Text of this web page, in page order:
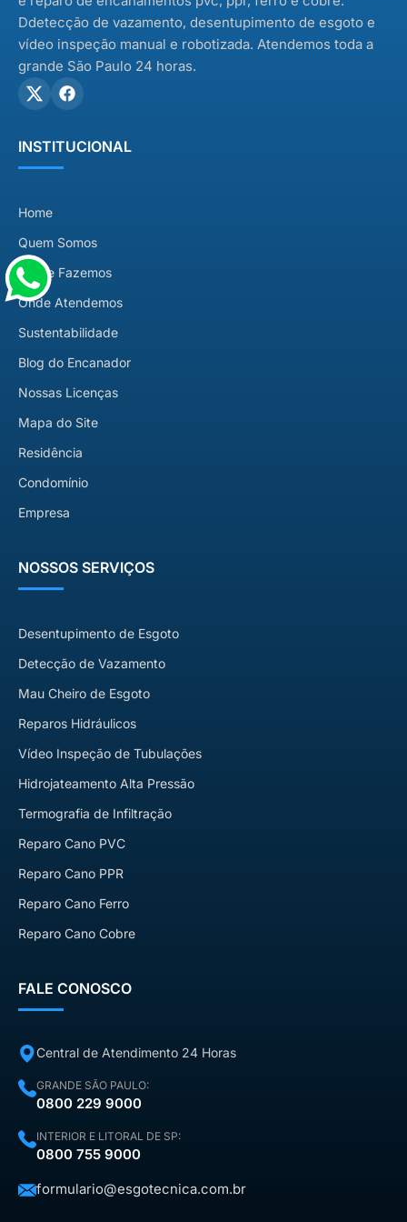
Ddetecção de vazamento, desentupimento de esgoto e
vídeo inspeção manual e robotizada. Atendemos toda a
grande São Paulo 24 horas.
INSTITUCIONAL
Home
Quem Somos
O que Fazemos
Onde Atendemos
Sustentabilidade
Blog do Encanador
Nossas Licenças
Mapa do Site
Residência
Condomínio
Empresa
NOSSOS SERVIÇOS
Desentupimento de Esgoto
Detecção de Vazamento
Mau Cheiro de Esgoto
Reparos Hidráulicos
Vídeo Inspeção de Tubulações
Hidrojateamento Alta Pressão
Termografia de Infiltração
Reparo Cano PVC
Reparo Cano PPR
Reparo Cano Ferro
Reparo Cano Cobre
FALE CONOSCO
Central de Atendimento 24 Horas
GRANDE SÃO PAULO:
0800 229 9000
INTERIOR E LITORAL DE SP:
0800 755 9000
formulario@esgotecnica.com.br